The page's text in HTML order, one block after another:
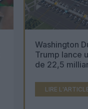
Washington
Trump lance
de 22,5
LIRE